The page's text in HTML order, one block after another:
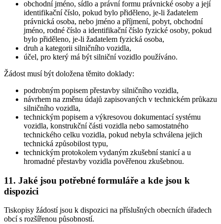
obchodní jméno, sídlo a právní formu právnické osoby a její
identifikační číslo, pokud bylo přiděleno, je-li žadatelem
právnická osoba, nebo jméno a příjmení, pobyt, obchodní
jméno, rodné číslo a identifikační číslo fyzické osoby, pokud
bylo přiděleno, je-li žadatelem fyzická osoba,
druh a kategorii silničního vozidla,
účel, pro který má být silniční vozidlo používáno.
Žádost musí být doložena těmito doklady:
podrobným popisem přestavby silničního vozidla,
návrhem na změnu údajů zapisovaných v technickém průkazu
silničního vozidla,
technickým popisem a výkresovou dokumentací systému
vozidla, konstrukční části vozidla nebo samostatného
technického celku vozidla, pokud nebyla schválena jejich
technická způsobilost typu,
technickým protokolem vydaným zkušební stanicí a u
hromadné přestavby vozidla pověřenou zkušebnou.
11. Jaké jsou potřebné formuláře a kde jsou k
dispozici
Tiskopisy žádostí jsou k dispozici na příslušných obecních úřadech
obcí s rozšířenou působností.